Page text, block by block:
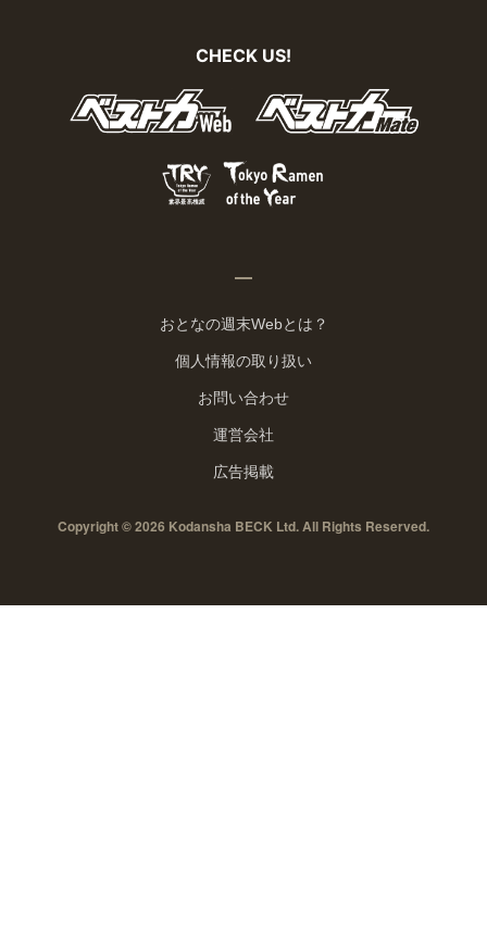
CHECK US!
おとなの週末Webとは？
個人情報の取り扱い
お問い合わせ
運営会社
広告掲載
Copyright © 2026 Kodansha BECK Ltd. All Rights Reserved.